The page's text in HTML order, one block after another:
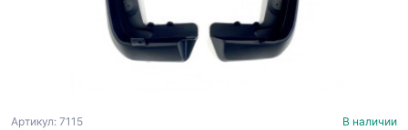
Артикул: 7115 В наличии